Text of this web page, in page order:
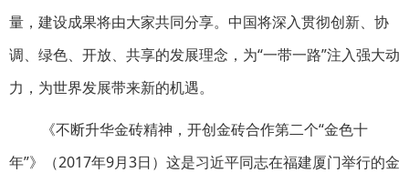
量，建设成果将由大家共同分享。中国将深入贯彻创新、协
调、绿色、开放、共享的发展理念，为“一带一路”注入强大动
力，为世界发展带来新的机遇。
《不断升华金砖精神，开创金砖合作第二个“金色十
年”》（2017年9月3日）这是习近平同志在福建厦门举行的金